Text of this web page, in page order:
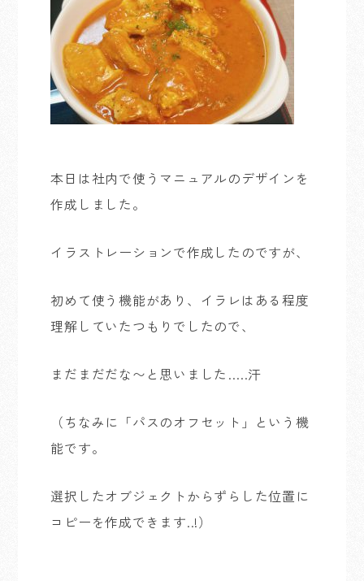
本日は社内で使うマニュアルのデザインを
作成しました。
イラストレーションで作成したのですが、
初めて使う機能があり、イラレはある程度
理解していたつもりでしたので、
まだまだだな〜と思いました…..汗
（ちなみに「パスのオフセット」という機
能です。
選択したオブジェクトからずらした位置に
コピーを作成できます..!）